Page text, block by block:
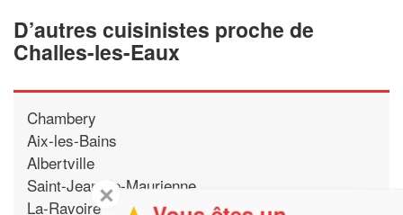
D’autres cuisinistes proche de
Challes-les-Eaux
Chambery
Aix-les-Bains
Albertville
Saint-Jean-de-Maurienne
La-Ravoire✕